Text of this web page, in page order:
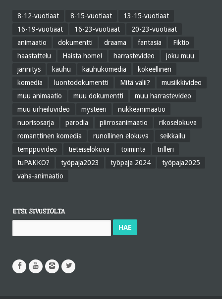
8-12-vuotiaat 8-15-vuotiaat
13-15-vuotiaat
16-19-vuotiaat
16-23-vuotiaat
20-23-vuotiaat
animaatio
dokumentti draama fantasia
Fiktio
haastattelu
Haista home! harrastevideo
joku muu
jännitys
kauhu kauhukomedia
kokeellinen
komedia
luontodokumentti Mitä välii?
musiikkivideo
muu animaatio
muu dokumentti
muu harrastevideo
muu urheiluvideo
mysteeri
nukkeanimaatio
nuorisosarja
parodia piirrosanimaatio
rikoselokuva
romanttinen komedia
runollinen elokuva
seikkailu
temppuvideo
tieteiselokuva toiminta
trilleri
tuPAKKO?
työpaja2023 työpaja 2024
työpaja2025
vaha-animaatio
ETSI SIVUSTOLTA